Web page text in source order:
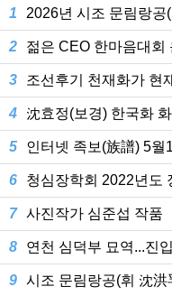
1 2026년 시조 문림랑
2 젊은 CEO 한마음대회
3 조선후기 천재화가 현
4 沈효정(보경) 한국화
5 인터넷 족보(族譜) 5
6 청심장학회 2022년도
7 사진작가 심준섭 작품
8 연천 심덕부 묘역...진
9 시조 문림랑공(휘 沈